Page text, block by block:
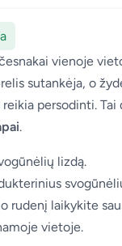
vienoje
sutankėja, o
persodinti. Tai
.
lizdą.
rudenį laikykite
vietoje.